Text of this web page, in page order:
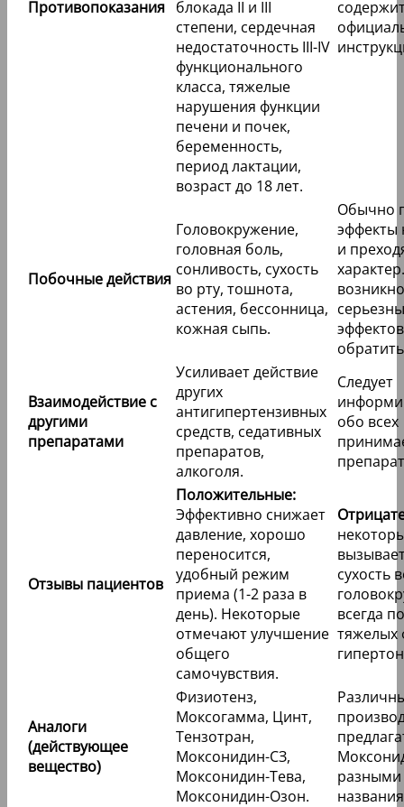
Противопоказания блокада II и III
степени, сердечная
недостаточность III-IV
функционального
класса, тяжелые
нарушения функции
печени и почек,
беременность,
период лактации,
возраст до 18 лет.
Побочные действия
Головокружение,
головная боль,
сонливость, сухость
во рту, тошнота,
астения, бессонница,
кожная сыпь.
Обычно
эффекты
и
Взаимодействие с
другими
препаратами
Усиливает действие
других
антигипертензивных
средств, седативных
препаратов,
алкоголя.
Следует
обо всех
Отзывы пациентов
Положительные:
Эффективно снижает
давление, хорошо
переносится,
удобный режим
приема (1-2 раза в
день). Некоторые
отмечают улучшение
общего
самочувствия.
сухость
всегда
тяжелых
Аналоги
(действующее
вещество)
Физиотенз,
Моксогамма, Цинт,
Тензотран,
Моксонидин-СЗ,
Моксонидин-Тева,
Моксонидин-Озон.